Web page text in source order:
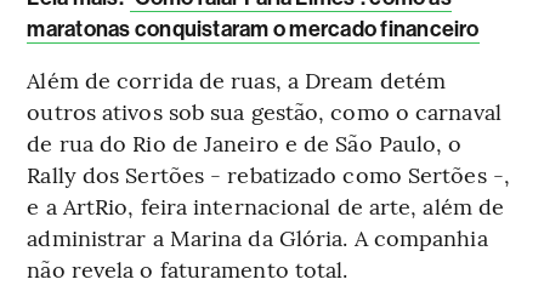
maratonas conquistaram o mercado financeiro
Além de corrida de ruas, a Dream detém
outros ativos sob sua gestão, como o carnaval
de rua do Rio de Janeiro e de São Paulo, o
Rally dos Sertões - rebatizado como Sertões -,
e a ArtRio, feira internacional de arte, além de
administrar a Marina da Glória. A companhia
não revela o faturamento total.